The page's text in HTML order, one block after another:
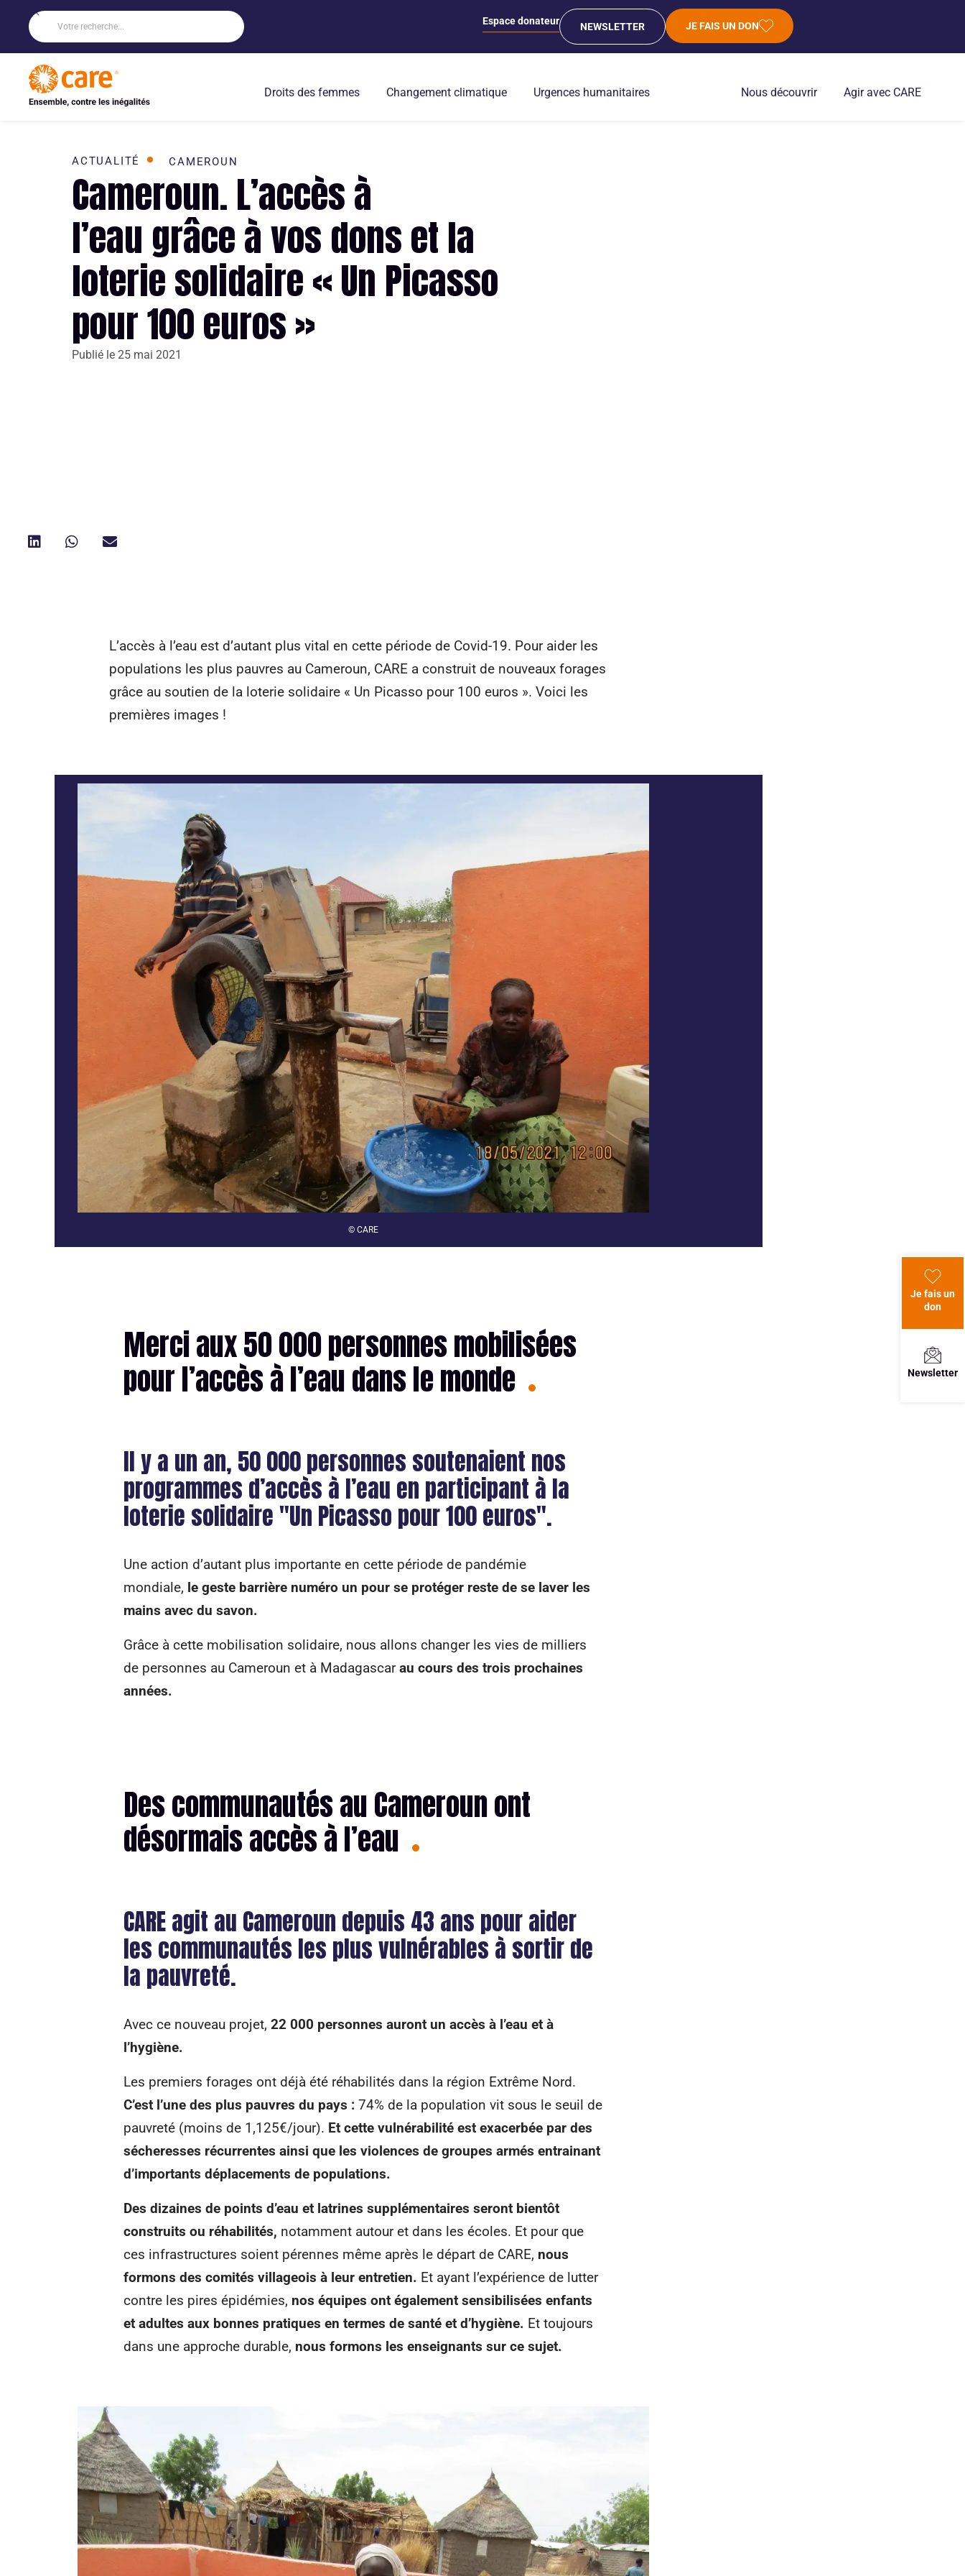
Espace donateur NEWSLETTER JE FAIS UN DON
Droits des femmes Changement climatique Urgences humanitaires Nous découvrir Agir avec CARE
Je fais un
don
Newsletter
ACTUALITÉ CAMEROUN
Cameroun. L’accès à
l’eau grâce à vos dons et la
loterie solidaire « Un Picasso
pour 100 euros »
Publié le 25 mai 2021
L’accès à l’eau est d’autant plus vital en cette période de Covid-19. Pour aider les
populations les plus pauvres au Cameroun, CARE a construit de nouveaux forages
grâce au soutien de la loterie solidaire « Un Picasso pour 100 euros ». Voici les
premières images !
© CARE
Merci aux 50 000 personnes mobilisées
pour l’accès à l’eau dans le monde
Il y a un an, 50 000 personnes soutenaient nos
programmes d’accès à l’eau en participant à la
loterie solidaire "Un Picasso pour 100 euros".
Une action d’autant plus importante en cette période de pandémie
mondiale, le geste barrière numéro un pour se protéger reste de se laver les
mains avec du savon.
Grâce à cette mobilisation solidaire, nous allons changer les vies de milliers
de personnes au Cameroun et à Madagascarau cours des trois prochaines
années.
Des communautés au Cameroun ont
désormais accès à l’eau
CARE agit au Cameroun depuis 43 ans pour aider
les communautés les plus vulnérables à sortir de
la pauvreté.
Avec ce nouveau projet, 22 000 personnes auront un accès à l’eau et à
l’hygiène.
Les premiers forages ont déjà été réhabilités dans la région Extrême Nord.
C’est l’une des plus pauvres du pays : 74% de la population vit sous le seuil de
pauvreté (moins de 1,125€/jour). Et cette vulnérabilité est exacerbée par des
sécheresses récurrentes ainsi que les violences de groupes armés entrainant
d’importants déplacements de populations.
Des dizaines de points d’eau et latrines supplémentaires seront bientôt
construits ou réhabilités, notamment autour et dans les écoles. Et pour que
ces infrastructures soient pérennes même après le départ de CARE, nous
formons des comités villageois à leur entretien. Et ayant l’expérience de lutter
contre les pires épidémies, nos équipes ont également sensibilisées enfants
et adultes aux bonnes pratiques en termes de santé et d’hygiène. Et toujours
dans une approche durable, nous formons les enseignants sur ce sujet.